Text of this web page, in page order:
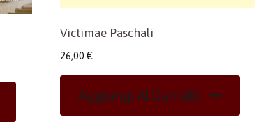
Victimae Paschali
26,00 €
Aggiungi Al Carrello